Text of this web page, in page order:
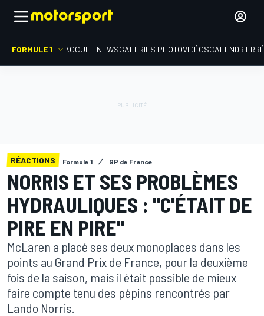
FORMULE 1 ACCUEIL NEWSGALERIES PHOTOVIDÉOSCALENDRIER
RÉACTIONS Formule 1 GP de France
NORRIS ET SES PROBLÈMES
HYDRAULIQUES : "C'ÉTAIT DE
PIRE EN PIRE"
McLaren a placé ses deux monoplaces dans les
points au Grand Prix de France, pour la deuxième
fois de la saison, mais il était possible de mieux
faire compte tenu des pépins rencontrés par
Lando Norris.